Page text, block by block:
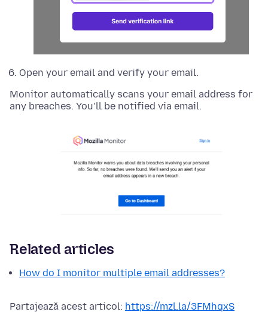
Open your email and verify your email.
Monitor automatically scans your email address for
any breaches. You’ll be notified via email.
Related articles
How do I monitor multiple email addresses?
Partajează acest articol: https://mzl.la/3FMhqxS